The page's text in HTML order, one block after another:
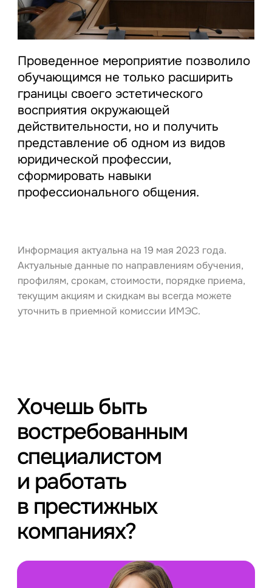
Проведенное мероприятие позволило
обучающимся не только расширить
границы своего эстетического
восприятия окружающей
действительности, но и получить
представление об одном из видов
юридической профессии,
сформировать навыки
профессионального общения.
Информация актуальна на 19 мая 2023 года.
Актуальные данные по направлениям обучения,
профилям, срокам, стоимости, порядке приема,
текущим акциям и скидкам вы всегда можете
уточнить в приемной комиссии ИМЭС.
Хочешь быть
востребованным
специалистом
и работать
в престижных
компаниях?